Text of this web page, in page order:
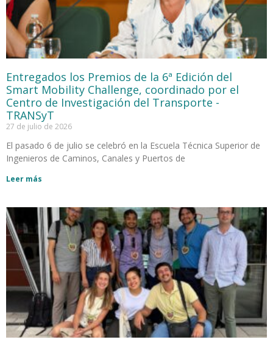
Entregados los Premios de la 6ª Edición del
Smart Mobility Challenge, coordinado por el
Centro de Investigación del Transporte -
TRANSyT
27 de julio de 2026
El pasado 6 de julio se celebró en la Escuela Técnica Superior de
Ingenieros de Caminos, Canales y Puertos de
Leer más